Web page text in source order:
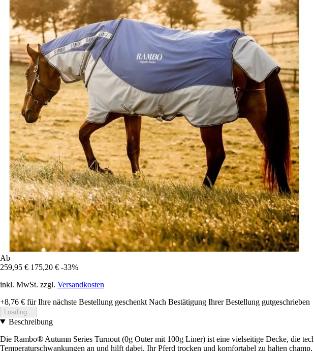
Ab
259,95 € 175,20 € -33%
inkl. MwSt. zzgl. Versandkosten
+8,76 € für Ihre nächste Bestellung geschenkt Nach Bestätigung Ihrer Bestellung gutgeschrieben
Loading...
Beschreibung
Die Rambo® Autumn Series Turnout (0g Outer mit 100g Liner) ist eine vielseitige Decke, die
Temperaturschwankungen an und hilft dabei, Ihr Pferd trocken und komfortabel zu halten